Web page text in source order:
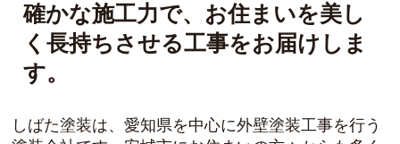
確かな施工力で、お住まいを美し
く長持ちさせる工事をお届けしま
す。
しばた塗装は、愛知県を中心に外壁塗装工事を行う